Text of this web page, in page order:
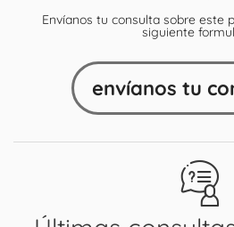
Envíanos tu consulta sobre este
siguiente
envíanos tu